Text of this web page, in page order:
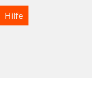
Hilfe